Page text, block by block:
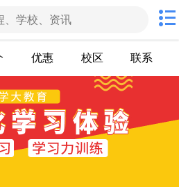
优惠 校区 联系